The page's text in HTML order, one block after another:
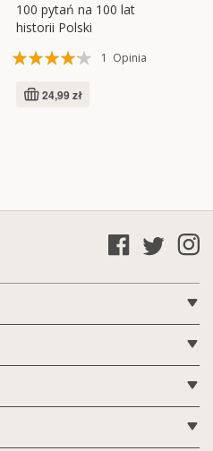
100 pytań na 100 lat
historii Polski
Ocena:
1 Opinia
24,99 zł
sklepu
dostawy